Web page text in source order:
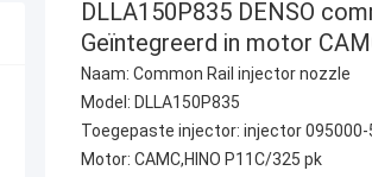
DLLA150P835 DENSO
Geïntegreerd in motor
Naam: Common Rail injector nozzle
Model: DLLA150P835
Toegepaste injector: injector
Motor: CAMC,HINO P11C/325 pk